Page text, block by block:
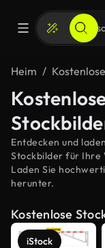
Heim
Entdecken und
Stockbilder für Ihre
Laden Sie
herunter.
Kostenlose
iStock